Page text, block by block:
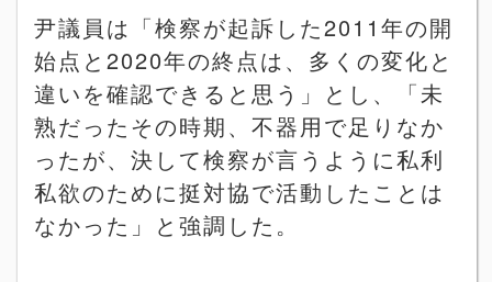
尹議員は「検察が起訴した2011 年の開
始点と 2020年の終点は、多くの変化と
違いを確認できると思う」とし、「未
熟だったその時期、不器用で足りなか
ったが、決して検察が言うように私利
私欲のために挺対協で活動したことは
なかった」と強調した。